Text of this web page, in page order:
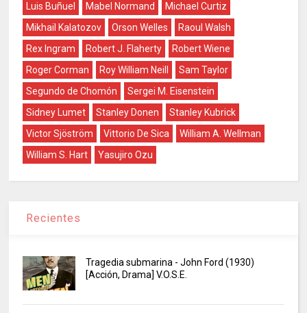
Luis Buñuel
Mabel Normand
Michael Curtiz
Mikhail Kalatozov
Orson Welles
Raoul Walsh
Rex Ingram
Robert J. Flaherty
Robert Wiene
Roger Corman
Roy William Neill
Sam Taylor
Segundo de Chomón
Sergei M. Eisenstein
Sidney Lumet
Stanley Donen
Stanley Kubrick
Victor Sjöström
Vittorio De Sica
William A. Wellman
William S. Hart
Yasujiro Ozu
Recientes
Tragedia submarina - John Ford (1930)
[Acción, Drama] V.O.S.E.